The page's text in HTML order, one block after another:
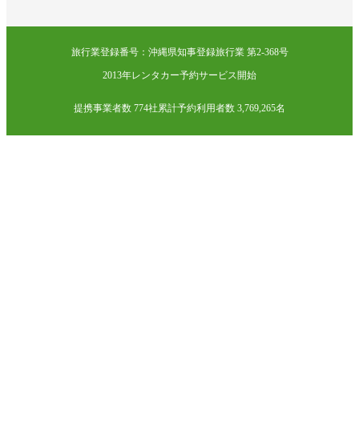
旅行業登録番号：沖縄県知事登録旅行業 第2-368号
2013年レンタカー予約サービス開始
提携事業者数 774社累計予約利用者数 3,769,265名